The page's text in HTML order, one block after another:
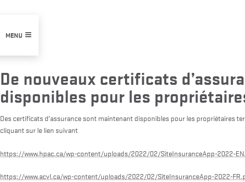
MENU
De nouveaux certificats
disponibles pour les
Des certificats d’assurance sont maintenant disponibles pour les propriétaires
cliquant sur le lien suivant
https://www.hpac.ca/wp-content/uploads/2022/02/SiteInsuranceApp-2022-
https://www.acvl.ca/wp-content/uploads/2022/02/SiteInsuranceApp-2022-